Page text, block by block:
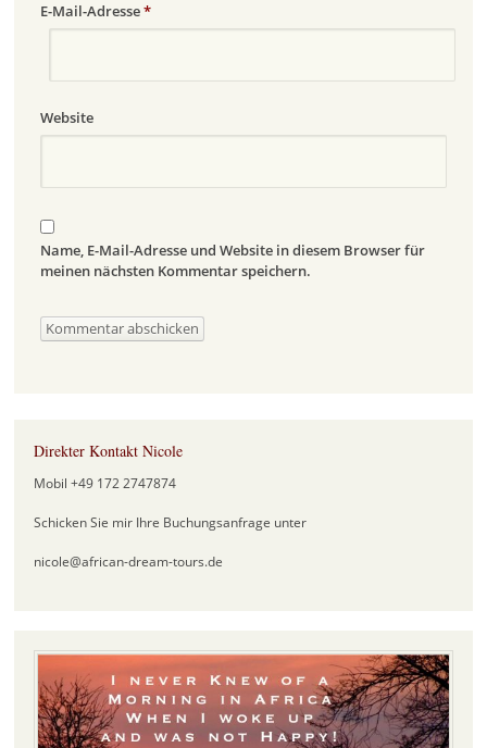
E-Mail-Adresse*
Website
Name, E-Mail-Adresse und Website in diesem Browser für
meinen nächsten Kommentar speichern.
Direkter Kontakt Nicole
Mobil +49 172 2747874
Schicken Sie mir Ihre Buchungsanfrage unter
nicole@african-dream-tours.de